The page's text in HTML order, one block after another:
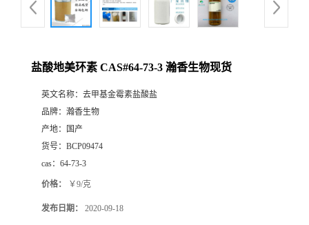
盐酸地美环素 CAS#64-73-3 瀚香生物现货
英文名称： 去甲基金霉素盐酸盐
品牌： 瀚香生物
产地：
国产
货号： BCP09474
cas： 64-73-3
价格： ￥9/克
发布日期： 2020-09-18